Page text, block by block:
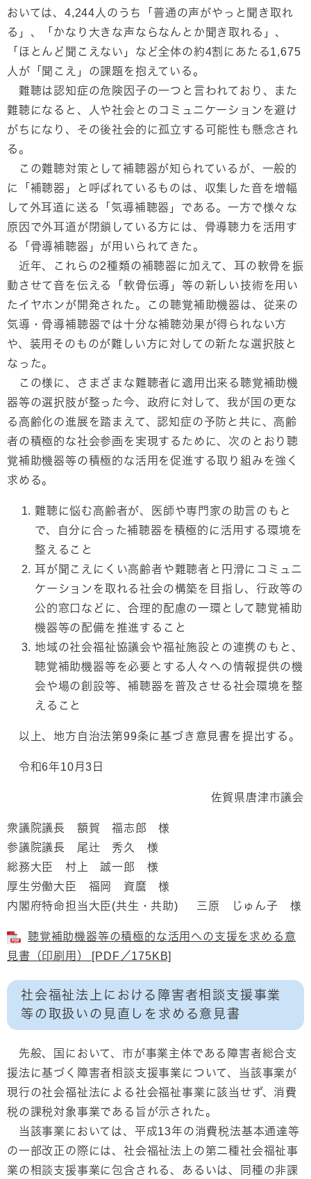
おいては、4,244人のうち「普通の声がやっと聞き取れ
る」、「かなり大きな声ならなんとか聞き取れる」、
「ほとんど聞こえない」など全体の約4割にあたる1,675
人が「聞こえ」の課題を抱えている。
難聴は認知症の危険因子の一つと言われており、また
難聴になると、人や社会とのコミュニケーションを避け
がちになり、その後社会的に孤立する可能性も懸念され
る。
この難聴対策として補聴器が知られているが、一般的
に「補聴器」と呼ばれているものは、収集した音を増幅
して外耳道に送る「気導補聴器」である。一方で様々な
原因で外耳道が閉鎖している方には、骨導聴力を活用す
る「骨導補聴器」が用いられてきた。
近年、これらの2種類の補聴器に加えて、耳の軟骨を振
動させて音を伝える「軟骨伝導」等の新しい技術を用い
たイヤホンが開発された。この聴覚補助機器は、従来の
気導・骨導補聴器では十分な補聴効果が得られない方
や、装用そのものが難しい方に対しての新たな選択肢と
なった。
この様に、さまざまな難聴者に適用出来る聴覚補助機
器等の選択肢が整った今、政府に対して、我が国の更な
る高齢化の進展を踏まえて、認知症の予防と共に、高齢
者の積極的な社会参画を実現するために、次のとおり聴
覚補助機器等の積極的な活用を促進する取り組みを強く
求める。
難聴に悩む高齢者が、医師や専門家の助言のもと
で、自分に合った補聴器を積極的に活用する環境を
整えること
耳が聞こえにくい高齢者や難聴者と円滑にコミュニ
ケーションを取れる社会の構築を目指し、行政等の
公的窓口などに、合理的配慮の一環として聴覚補助
機器等の配備を推進すること
地域の社会福祉協議会や福祉施設との連携のもと、
聴覚補助機器等を必要とする人々への情報提供の機
会や場の創設等、補聴器を普及させる社会環境を整
えること
以上、地方自治法第99条に基づき意見書を提出する。
令和6年10月3日
佐賀県唐津市議会
衆議院議長 額賀 福志郎 様
参議院議長 尾辻 秀久 様
総務大臣 村上 誠一郎 様
厚生労働大臣 福岡 資麿 様
内閣府特命担当大臣(共生・共助) 三原 じゅん子 様
聴覚補助機器等の積極的な活用への支援を求める意
見書（印刷用） [PDF／175KB]
社会福祉法上における障害者相談支援事業
等の取扱いの見直しを求める意見書
先般、国において、市が事業主体である障害者総合支
援法に基づく障害者相談支援事業について、当該事業が
現行の社会福祉法による社会福祉事業に該当せず、消費
税の課税対象事業である旨が示された。
当該事業においては、平成13年の消費税法基本通達等
の一部改正の際には、社会福祉法上の第二種社会福祉事
業の相談支援事業に包含される、あるいは、同種の非課